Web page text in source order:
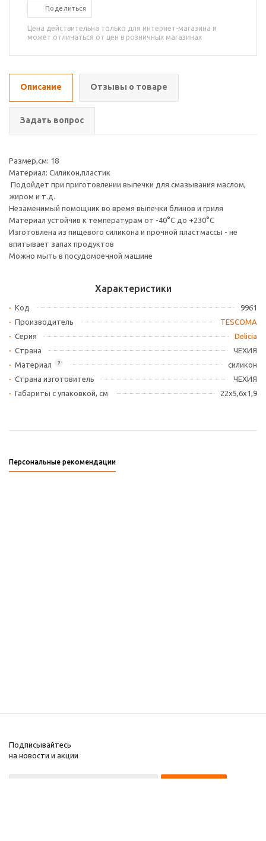
Поделиться
Цена действительна только для интернет-магазина и
может отличаться от цен в розничных магазинах
Описание Отзывы о товаре
Задать вопрос
Размер,см: 18
Материал: Силикон,пластик
Подойдет при приготовлении выпечки для смазывания маслом,
жиром и т.д.
Незаменимый помощник во время выпечки блинов и гриля
Материал устойчив к температурам от -40°C до +230°C
Изготовлена из пищевого силикона и прочной пластмассы - не
впитывает запах продуктов
Можно мыть в посудомоечной машине
Характеристики
Код
9961
Производитель
TESCOMA
Серия
Delicia
Страна
ЧЕХИЯ
?
Материал
силикон
Страна изготовитель
ЧЕХИЯ
Габариты c упаковкой, см
22x5,6x1,9
Персональные рекомендации
Подписывайтесь
на новости и акции